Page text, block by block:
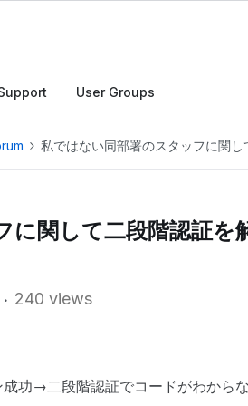
User Groups
私ではない同部署のスタッフに関
に関して二段階認証を
240 views
功→二段階認証でコードがわから